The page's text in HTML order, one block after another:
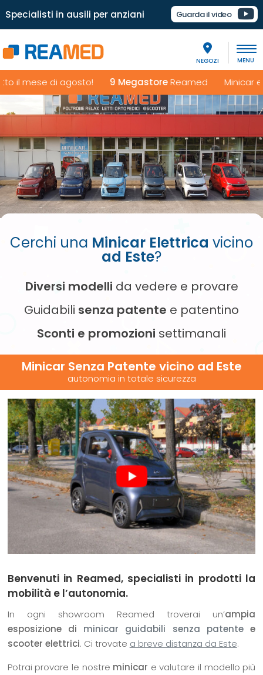
Specialisti in ausili per anziani Guarda il video
NEGOZI
mese di agosto!9 MegastoreReamed Minicar
Cerchi una Minicar Elettrica vicino
ad Este?
Diversi modelli da vedere e provare
Guidabili senza patente e patentino
Sconti e promozioni settimanali
Minicar Senza Patente vicino ad Este
autonomia in totale sicurezza
Benvenuti in Reamed, specialisti in prodotti la
mobilità e l’autonomia.
In ogni showroom Reamed troverai un’ampia
esposizione di minicar guidabili senza patente e
scooter elettrici. Ci trovate a breve distanza da Este.
Potrai provare le nostre minicar e valutare il modello più